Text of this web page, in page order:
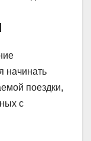
начинать
поездки,
с